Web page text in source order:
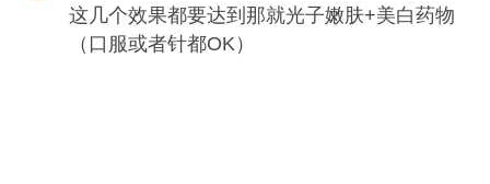
这几个效果都要达到那就光子嫩肤+美白药物
（口服或者针都OK）